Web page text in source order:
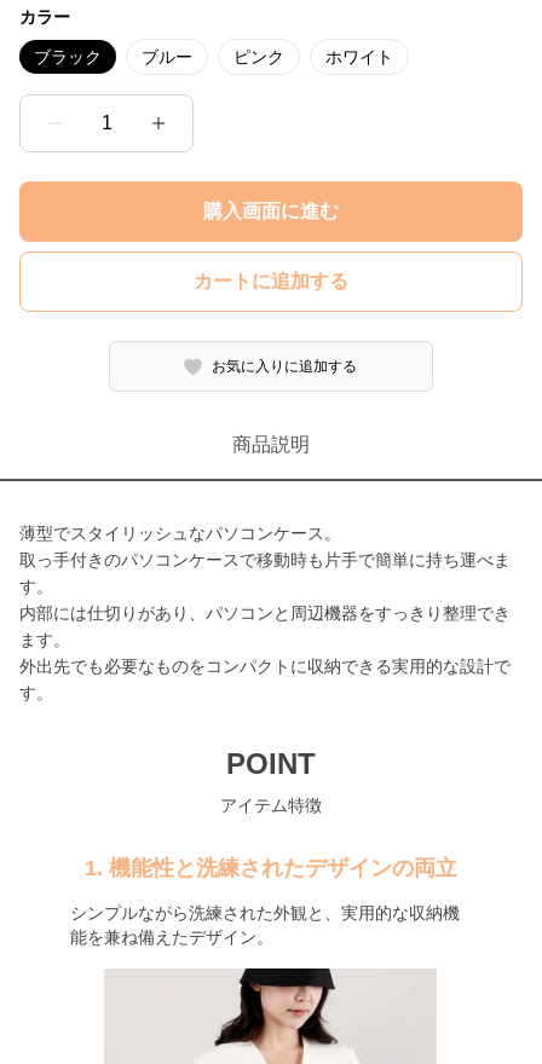
カラー
ブラック ブルー ピンク ホワイト
1
購入画面に進む
カートに追加する
お気に入りに追加する
商品説明
薄型でスタイリッシュなパソコンケース。
取っ手付きのパソコンケースで移動時も片手で簡単に持ち運べま
す。
内部には仕切りがあり、パソコンと周辺機器をすっきり整理でき
ます。
外出先でも必要なものをコンパクトに収納できる実用的な設計で
す。
POINT
アイテム特徴
1. 機能性と洗練されたデザインの両立
シンプルながら洗練された外観と、実用的な収納機
能を兼ね備えたデザイン。